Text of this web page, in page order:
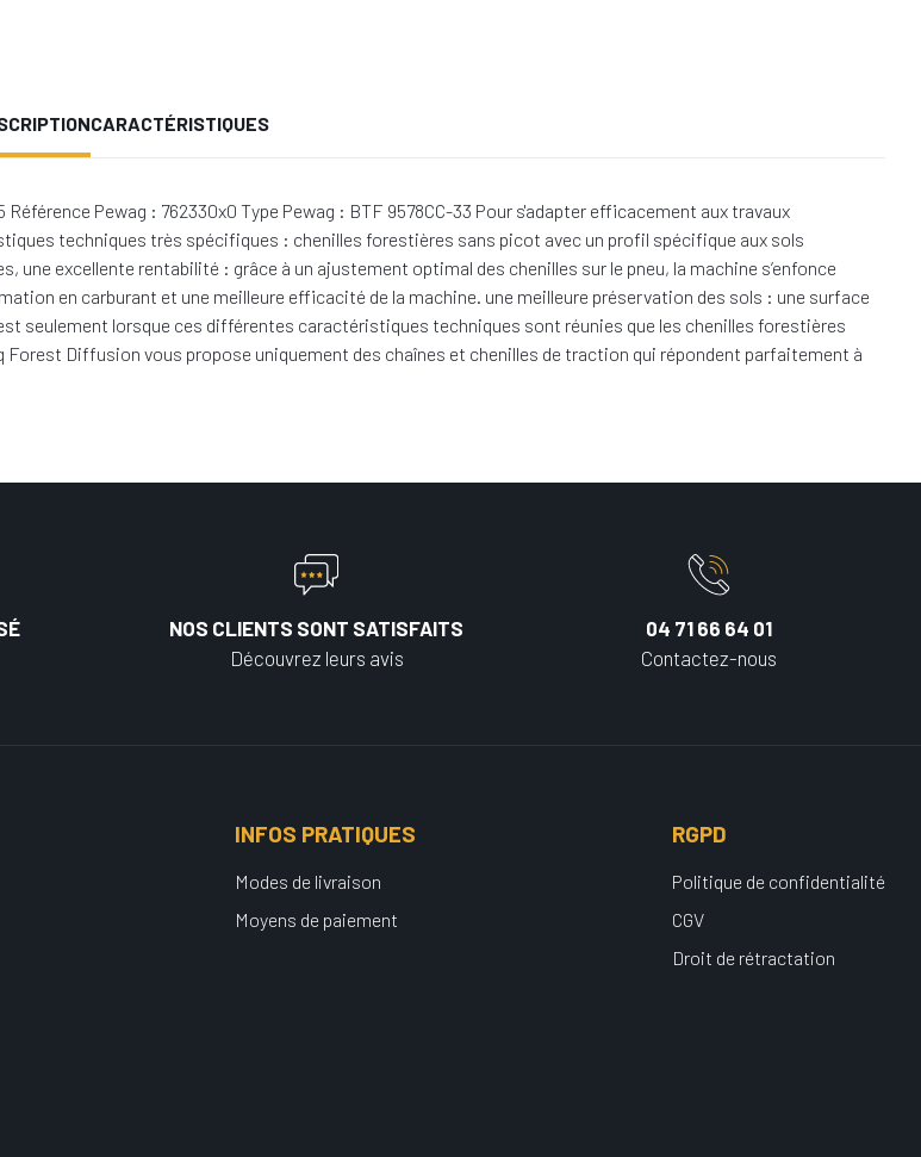
CARACTÉRISTIQUES
Pewag : 762330x0 Type Pewag : BTF 9578CC-33 Pour s'adapter efficacement aux travaux
techniques très spécifiques : chenilles forestières sans picot avec un profil spécifique aux sols
excellente rentabilité : grâce à un ajustement optimal des chenilles sur le pneu, la machine s’enfonce
en carburant et une meilleure efficacité de la machine. une meilleure préservation des sols : une surface
seulement lorsque ces différentes caractéristiques techniques sont réunies que les chenilles forestières
Diffusion vous propose uniquement des chaînes et chenilles de traction qui répondent parfaitement à
NOS CLIENTS SONT SATISFAITS
Découvrez leurs avis
04 71 66 64 01
Contactez-nous
INFOS PRATIQUES
Modes de livraison
Moyens de paiement
RGPD
Politique de confidentialité
CGV
Droit de rétractation